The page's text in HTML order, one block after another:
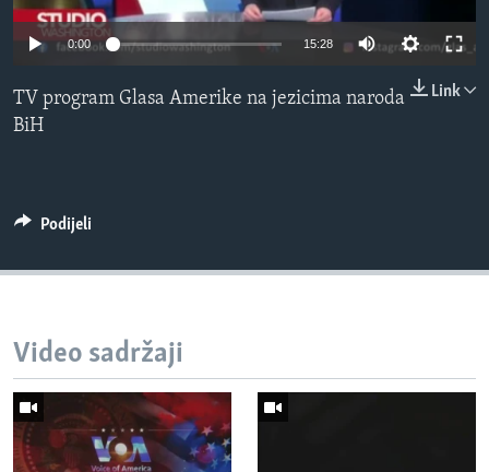
MAGAZIN
O GLASU AMERIKE
Learning English
Jezici
0:00 15:28
Link
TV program Glasa Amerike na jezicima naroda
BiH
Podijeli
Video sadržaji